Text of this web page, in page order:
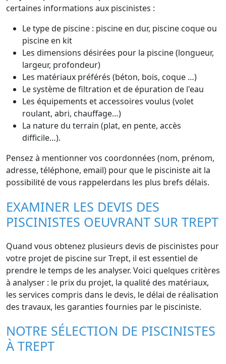
certaines informations aux piscinistes :
Le type de piscine : piscine en dur, piscine coque ou
piscine en kit
Les dimensions désirées pour la piscine (longueur,
largeur, profondeur)
Les matériaux préférés (béton, bois, coque …)
Le système de filtration et de épuration de l'eau
Les équipements et accessoires voulus (volet
roulant, abri, chauffage…)
La nature du terrain (plat, en pente, accès
difficile…).
Pensez à mentionner vos coordonnées (nom, prénom,
adresse, téléphone, email) pour que le pisciniste ait la
possibilité de vous rappelerdans les plus brefs délais.
EXAMINER LES DEVIS DES
PISCINISTES OEUVRANT SUR TREPT
Quand vous obtenez plusieurs devis de piscinistes pour
votre projet de piscine sur Trept, il est essentiel de
prendre le temps de les analyser. Voici quelques critères
à analyser : le prix du projet, la qualité des matériaux,
les services compris dans le devis, le délai de réalisation
des travaux, les garanties fournies par le pisciniste.
NOTRE SÉLECTION DE PISCINISTES
À TREPT